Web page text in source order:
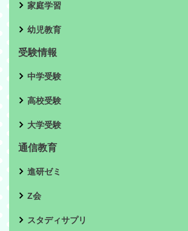
家庭学習
幼児教育
受験情報
中学受験
高校受験
大学受験
通信教育
進研ゼミ
Z会
スタディサプリ